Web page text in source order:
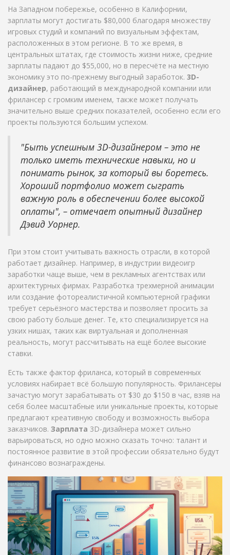
На Западном побережье, особенно в Калифорнии,
зарплаты могут достигать $80,000 благодаря множеству
игровых студий и компаний по визуальным эффектам,
расположенных в этом регионе. В то же время, в
центральных штатах, где стоимость жизни ниже, средние
зарплаты падают до $55,000, но в пересчёте на местную
экономику это по-прежнему выгодный заработок. 3D-
дизайнер, работающий в международной компании или
фрилансер с громким именем, также может получать
значительно выше средних показателей, особенно если его
проекты пользуются большим успехом.
"Быть успешным 3D-дизайнером – это не
только иметь технические навыки, но и
понимать рынок, за который вы боретесь.
Хороший портфолио может сыграть
важную роль в обеспечении более высокой
оплаты", – отмечает опытный дизайнер
Дэвид Уорнер.
При этом стоит учитывать важность отрасли, в которой
работает дизайнер. Например, в индустрии видеоигр
заработки чаще выше, чем в рекламных агентствах или
архитектурных фирмах. Разработка трехмерной анимации
или создание фотореалистичной компьютерной графики
требует серьёзного мастерства и позволяет просить за
свою работу больше денег. Те, кто специализируется на
узких нишах, таких как виртуальная и дополненная
реальность, могут рассчитывать на ещё более высокие
ставки.
Есть также фактор фриланса, который в современных
условиях набирает всё большую популярность. Фрилансеры
зачастую могут зарабатывать от $30 до $150 в час, взяв на
себя более масштабные или уникальные проекты, которые
предлагают креативную свободу и возможность выбора
заказчиков. Зарплата 3D-дизайнера может сильно
варьироваться, но одно можно сказать точно: талант и
постоянное развитие в этой профессии обязательно будут
финансово вознаграждены.